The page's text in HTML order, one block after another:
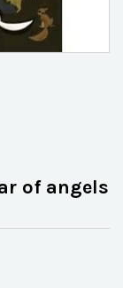
of angels